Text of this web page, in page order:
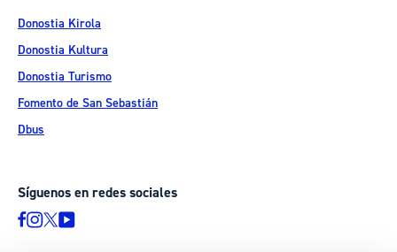
Donostia Kirola
Donostia Kultura
Donostia Turismo
Fomento de San Sebastián
Dbus
Síguenos en redes sociales